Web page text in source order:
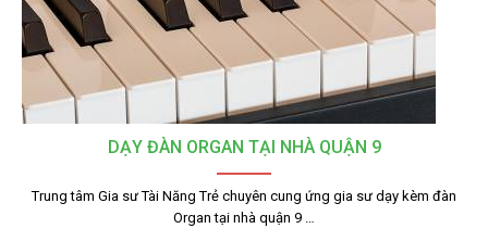
DẠY ĐÀN ORGAN TẠI NHÀ QUẬN 9
Trung tâm Gia sư Tài Năng Trẻ chuyên cung ứng gia sư dạy kèm đàn
Organ tại nhà quận 9 …